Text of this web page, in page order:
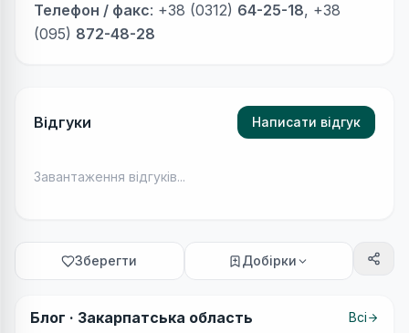
Телефон / факс: +38 (0312) 64-25-18, +38
(095) 872-48-28
Відгуки Написати відгук
Завантаження відгуків...
Зберегти Добірки
Блог · Закарпатська область Всі